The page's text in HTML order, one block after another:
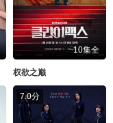
10集全
权欲之巅
7.0分